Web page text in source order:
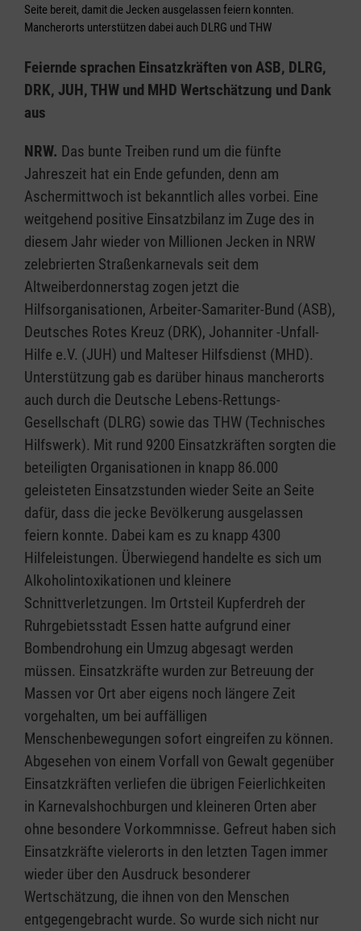
Seite bereit, damit die Jecken ausgelassen feiern konnten.
Mancherorts unterstützen dabei auch DLRG und THW
Feiernde sprachen Einsatzkräften von ASB, DLRG,
DRK, JUH, THW und MHD Wertschätzung und Dank
aus
NRW. Das bunte Treiben rund um die fünfte
Jahreszeit hat ein Ende gefunden, denn am
Aschermittwoch ist bekanntlich alles vorbei. Eine
weitgehend positive Einsatzbilanz im Zuge des in
diesem Jahr wieder von Millionen Jecken in NRW
zelebrierten Straßenkarnevals seit dem
Altweiberdonnerstag zogen jetzt die
Hilfsorganisationen, Arbeiter-Samariter-Bund (ASB),
Deutsches Rotes Kreuz (DRK), Johanniter -Unfall-
Hilfe e.V. (JUH) und Malteser Hilfsdienst (MHD).
Unterstützung gab es darüber hinaus mancherorts
auch durch die Deutsche Lebens-Rettungs-
Gesellschaft (DLRG) sowie das THW (Technisches
Hilfswerk). Mit rund 9200 Einsatzkräften sorgten die
beteiligten Organisationen in knapp 86.000
geleisteten Einsatzstunden wieder Seite an Seite
dafür, dass die jecke Bevölkerung ausgelassen
feiern konnte. Dabei kam es zu knapp 4300
Hilfeleistungen. Überwiegend handelte es sich um
Alkoholintoxikationen und kleinere
Schnittverletzungen. Im Ortsteil Kupferdreh der
Ruhrgebietsstadt Essen hatte aufgrund einer
Bombendrohung ein Umzug abgesagt werden
müssen. Einsatzkräfte wurden zur Betreuung der
Massen vor Ort aber eigens noch längere Zeit
vorgehalten, um bei auffälligen
Menschenbewegungen sofort eingreifen zu können.
Abgesehen von einem Vorfall von Gewalt gegenüber
Einsatzkräften verliefen die übrigen Feierlichkeiten
in Karnevalshochburgen und kleineren Orten aber
ohne besondere Vorkommnisse. Gefreut haben sich
Einsatzkräfte vielerorts in den letzten Tagen immer
wieder über den Ausdruck besonderer
Wertschätzung, die ihnen von den Menschen
entgegengebracht wurde. So wurde sich nicht nur